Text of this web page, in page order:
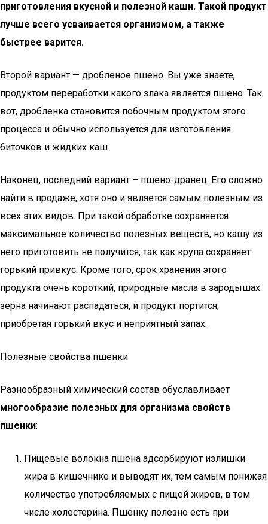
приготовления вкусной и полезной каши. Такой продукт
лучше всего усваивается организмом, а также
быстрее варится.
Второй вариант — дробленое пшено. Вы уже знаете,
продуктом переработки какого злака является пшено. Так
вот, дробленка становится побочным продуктом этого
процесса и обычно используется для изготовления
биточков и жидких каш.
Наконец, последний вариант – пшено-дранец. Его сложно
найти в продаже, хотя оно и является самым полезным из
всех этих видов. При такой обработке сохраняется
максимальное количество полезных веществ, но кашу из
него приготовить не получится, так как крупа сохраняет
горький привкус. Кроме того, срок хранения этого
продукта очень короткий, природные масла в зародышах
зерна начинают распадаться, и продукт портится,
приобретая горький вкус и неприятный запах.
Полезные свойства пшенки
Разнообразный химический состав обуславливает
многообразие полезных для организма свойств
пшенки:
Пищевые волокна пшена адсорбируют излишки
жира в кишечнике и выводят их, тем самым понижая
количество употребляемых с пищей жиров, в том
числе холестерина. Пшенку полезно есть при